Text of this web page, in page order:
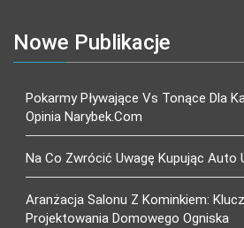
Nowe Publikacje
Pokarmy Pływające Vs Tonące Dla
Opinia Narybek.com
Na Co Zwrócić Uwagę Kupując Auto
Aranżacja Salonu Z Kominkiem:
Projektowania Domowego Ogniska